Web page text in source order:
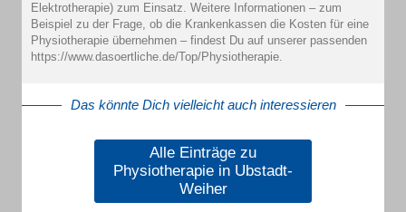
Elektrotherapie) zum Einsatz. Weitere Informationen – zum
Beispiel zu der Frage, ob die Krankenkassen die Kosten für eine
Physiotherapie übernehmen – findest Du auf unserer passenden
https://www.dasoertliche.de/Top/Physiotherapie.
Das könnte Dich vielleicht auch interessieren
Alle Einträge zu
Physiotherapie in Ubstadt-
Weiher